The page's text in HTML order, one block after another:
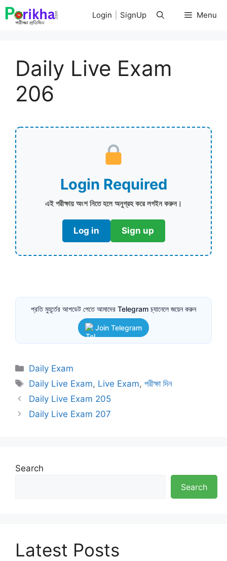
Skip
to
Menu
Login SignUp
Daily Live Exam
206
Login Required
এই পরীক্ষায় অংশ নিতে হলে অনুগ্রহ করে লগইন করুন।
Log in Sign up
প্রতি মুহূর্তের আপডেট পেতে আমাদের Telegram চ্যানেলে জয়েন করুন
Join Telegram
Categories
Daily Exam
Tags
Daily Live Exam, Live Exam,পরীক্ষা দিন
Daily Live Exam 205
Daily Live Exam 207
Search
Search
Latest Posts